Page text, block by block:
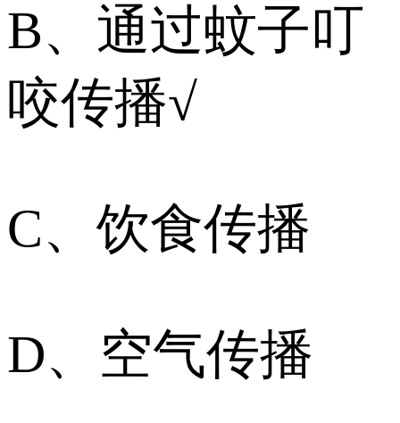
B、通过蚊子叮
咬传播√
C、饮食传播
D、空气传播